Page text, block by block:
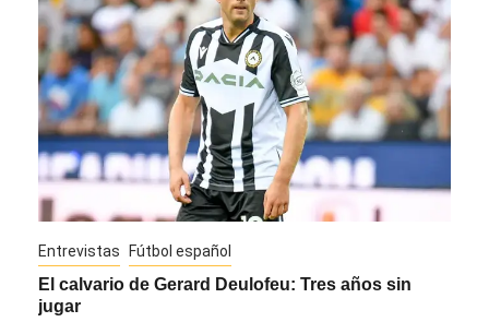
Entrevistas Fútbol español
El calvario de Gerard Deulofeu: Tres años sin
jugar